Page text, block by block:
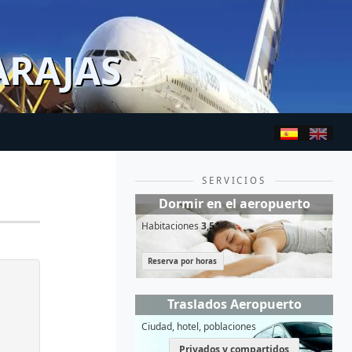
SERVICIOS
Dormir en el aeropuerto
Habitaciones3,5*
Reserva por horas
Traslados Aeropuerto
Ciudad, hotel, poblaciones